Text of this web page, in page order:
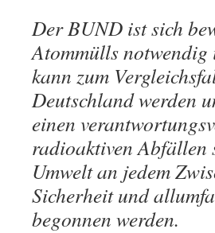
Der BUND ist sich
Atommülls notwendig
kann zum
Deutschland werden
einen
radioaktiven Abfällen
Umwelt an jedem
Sicherheit und
begonnen werden.